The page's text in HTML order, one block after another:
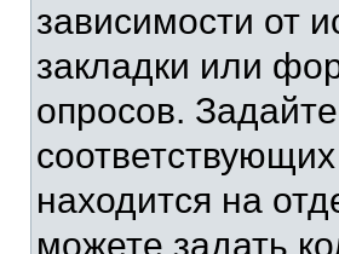
зависимости от
закладки или
опросов.
находится на
можете задать